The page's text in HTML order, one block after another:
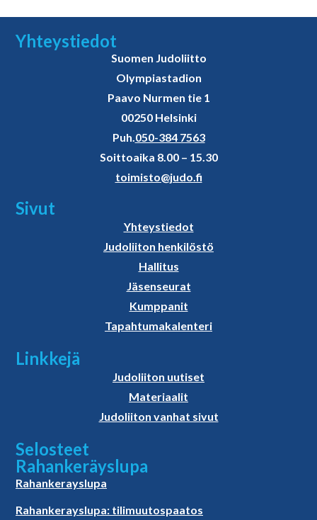
Yhteystiedot
Suomen Judoliitto
Olympiastadion
Paavo Nurmen tie 1
00250 Helsinki
Puh.050-384 7563
Soittoaika 8.00 – 15.30
toimisto@judo.fi
Sivut
Yhteystiedot
Judoliiton henkilöstö
Hallitus
Jäsenseurat
Kumppanit
Tapahtumakalenteri
Linkkejä
Judoliiton uutiset
Materiaalit
Judoliiton vanhat sivut
Selosteet
Rahankeräyslupa
Rahankerayslupa
Rahankerayslupa: tilimuutospaatos